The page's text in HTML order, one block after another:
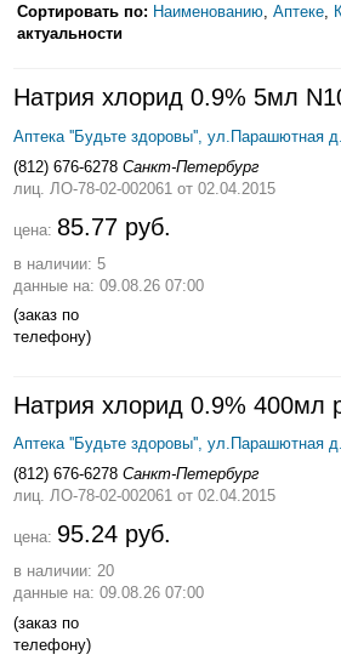
Сортировать по: Наименованию Аптеке
актуальности
Натрия хлорид 0.9% 5мл
Аптека ''Будьте здоровы'', ул.Парашютная
(812) 676-6278 Санкт-Петербург
лиц. ЛО-78-02-002061 от 02.04.2015
цена: 85.77 руб.
в наличии: 5
данные на: 09.08.26 07:00
(заказ по
телефону)
Натрия хлорид 0.9% 400мл
Аптека ''Будьте здоровы'', ул.Парашютная
(812) 676-6278 Санкт-Петербург
лиц. ЛО-78-02-002061 от 02.04.2015
цена: 95.24 руб.
в наличии: 20
данные на: 09.08.26 07:00
(заказ по
телефону)